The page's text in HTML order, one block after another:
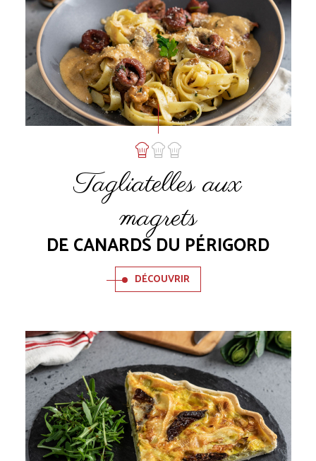
Tagliatelles aux
magrets
DE CANARDS DU PÉRIGORD
DÉCOUVRIR